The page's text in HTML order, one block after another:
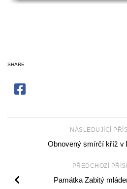
SHARE
NÁSLEDUJÍCÍ
Obnovený smírčí kříž v
PŘEDCHOZÍ
Památka Zabitý